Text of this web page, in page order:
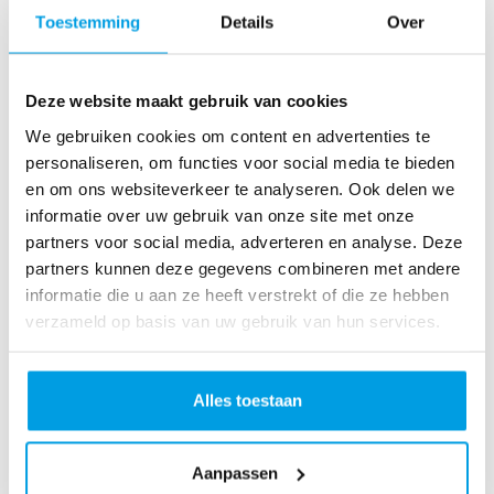
Toestemming Details Over
Deze website maakt gebruik van cookies
We gebruiken cookies om content en advertenties te
personaliseren, om functies voor social media te bieden
en om ons websiteverkeer te analyseren. Ook delen we
informatie over uw gebruik van onze site met onze
partners voor social media, adverteren en analyse. Deze
partners kunnen deze gegevens combineren met andere
informatie die u aan ze heeft verstrekt of die ze hebben
verzameld op basis van uw gebruik van hun services.
Alles toestaan
Aanpassen
as
R
u
n
L
o
ve
Li
fe
R
n
S
n
fo